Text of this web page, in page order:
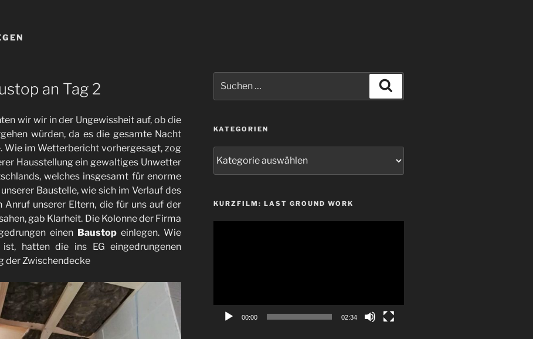
an Tag 2
wir wir in der Ungewissheit auf, ob die
würden, da es die gesamte Nacht
Wie im Wetterbericht vorhergesagt, zog
Hausstellung ein gewaltiges Unwetter
welches insgesamt für enorme
Baustelle, wie sich im Verlauf des
Anruf unserer Eltern, die für uns auf der
gab Klarheit. Die Kolonne der Firma
einen Baustopeinlegen. Wie
hatten die ins EG eingedrungenen
der Zwischendecke
nach:
KATEGORIEN
KURZFILM: LAST GROUND WORK
00:00 02:34